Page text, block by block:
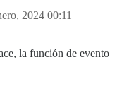
2024 00:11
la función de evento